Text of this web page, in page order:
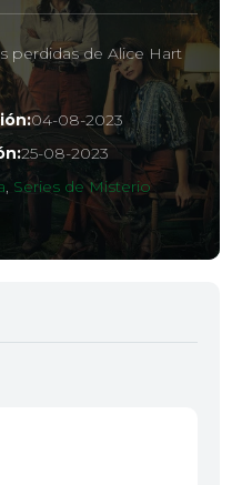
perdidas de Alice Hart
04-08-2023
25-08-2023
, Series de Misterio